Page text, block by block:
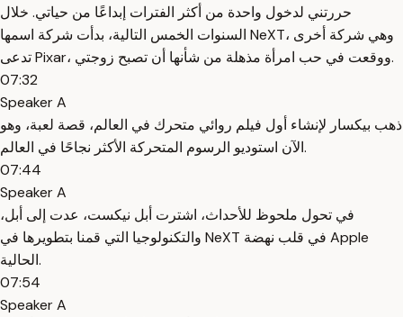
حررتني لدخول واحدة من أكثر الفترات إبداعًا من حياتي. خلال
السنوات الخمس التالية، بدأت شركة اسمها NeXT، وهي شركة أخرى
تدعى Pixar، ووقعت في حب امرأة مذهلة من شأنها أن تصبح زوجتي.
07:32
Speaker A
ذهب بيكسار لإنشاء أول فيلم روائي متحرك في العالم، قصة لعبة، وهو
الآن استوديو الرسوم المتحركة الأكثر نجاحًا في العالم.
07:44
Speaker A
في تحول ملحوظ للأحداث، اشترت أبل نيكست، عدت إلى أبل،
والتكنولوجيا التي قمنا بتطويرها في NeXT في قلب نهضة Apple
الحالية.
07:54
Speaker A